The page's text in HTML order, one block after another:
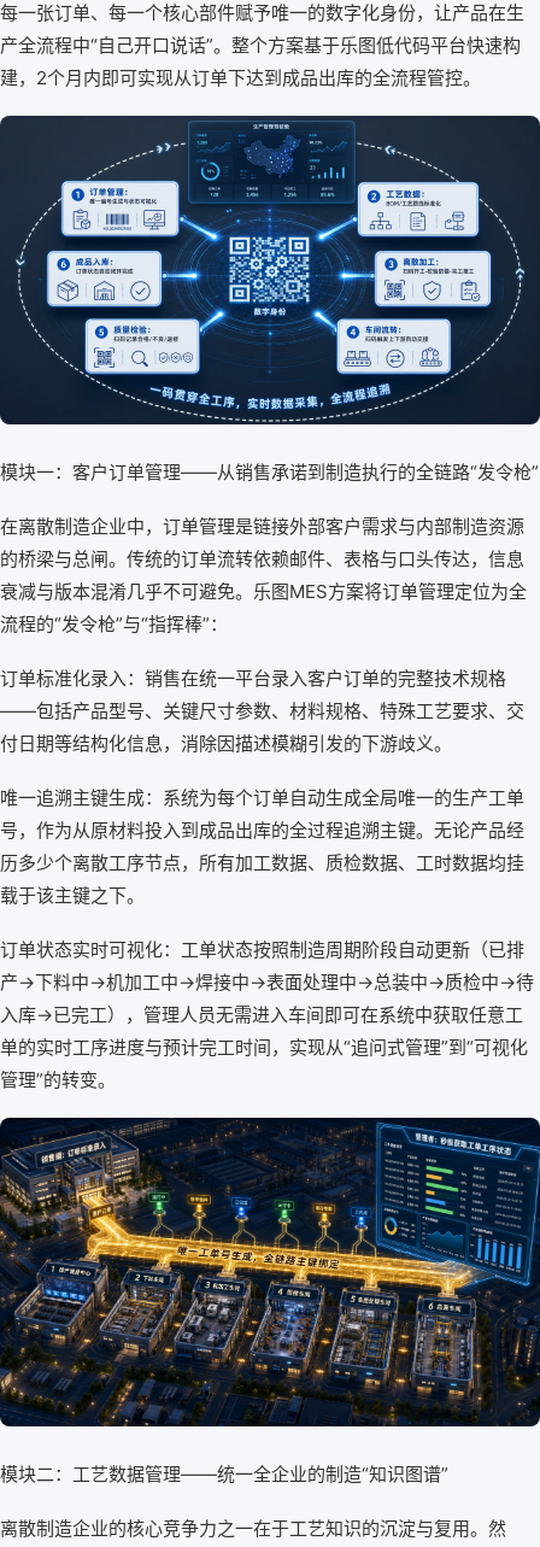
每一张订单、每一个核心部件赋予唯一的数字化身份，让产品在生
产全流程中“自己开口说话”。整个方案基于乐图低代码平台快速构
建，2个月内即可实现从订单下达到成品出库的全流程管控。
模块一：客户订单管理——从销售承诺到制造执行的全链路“发令枪”
在离散制造企业中，订单管理是链接外部客户需求与内部制造资源
的桥梁与总闸。传统的订单流转依赖邮件、表格与口头传达，信息
衰减与版本混淆几乎不可避免。乐图MES方案将订单管理定位为全
流程的“发令枪”与“指挥棒”：
订单标准化录入：销售在统一平台录入客户订单的完整技术规格
——包括产品型号、关键尺寸参数、材料规格、特殊工艺要求、交
付日期等结构化信息，消除因描述模糊引发的下游歧义。
唯一追溯主键生成：系统为每个订单自动生成全局唯一的生产工单
号，作为从原材料投入到成品出库的全过程追溯主键。无论产品经
历多少个离散工序节点，所有加工数据、质检数据、工时数据均挂
载于该主键之下。
订单状态实时可视化：工单状态按照制造周期阶段自动更新（已排
产→下料中→机加工中→焊接中→表面处理中→总装中→质检中→待
入库→已完工），管理人员无需进入车间即可在系统中获取任意工
单的实时工序进度与预计完工时间，实现从“追问式管理”到“可视化
管理”的转变。
模块二：工艺数据管理——统一全企业的制造“知识图谱”
离散制造企业的核心竞争力之一在于工艺知识的沉淀与复用。然